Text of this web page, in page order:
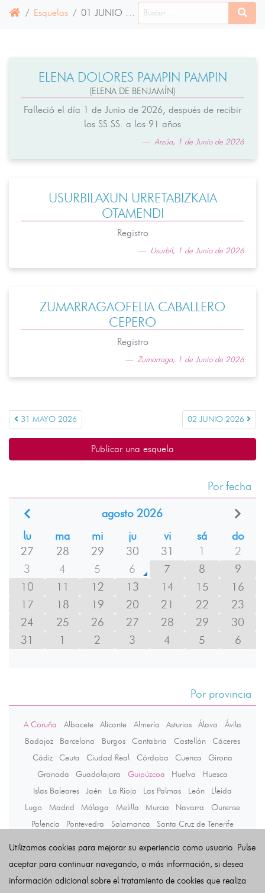
Esquelas 01 JUNIO 2026
ELENA DOLORES PAMPIN PAMPIN
(ELENA DE BENJAMÍN)
Falleció el día 1 de Junio de 2026, después de recibir
los SS.SS. a los 91 años
Arzúa, 1 de Junio de 2026
USURBILAXUN URRETABIZKAIA
OTAMENDI
Registro
Usurbil, 1 de Junio de 2026
ZUMARRAGAOFELIA CABALLERO
CEPERO
Registro
Zumarraga, 1 de Junio de 2026
31 MAYO 2026 02 JUNIO 2026
Publicar una esquela
Por fecha
agosto 2026
lu
ma mi ju vi sá
do
27
28 29 30 31 1
2
3
4 5 6 7 8
9
10
11 12 13 14 15
16
17
18 19 20 21 22
23
24
25 26 27 28 29
30
31
1 2 3 4 5 6
Por provincia
A Coruña Albacete Alicante Almería Asturias Álava
Ávila
Badajoz
Barcelona Burgos Cantabria Castellón
Cáceres
Cádiz
Ceuta Ciudad Real Córdoba Cuenca
Girona
Granada
Guadalajara Guipúzcoa Huelva
Huesca
Islas Baleares
Jaén La Rioja Las Palmas León
Lleida
Lugo
Madrid Málaga Melilla Murcia Navarra
Ourense
Palencia
Pontevedra Salamanca
Santa Cruz de Tenerife
Utilizamos cookies para mejorar su experiencia como usuario. Pulse
aceptar para continuar navegando, o más información, si desea
información adicional sobre el tratamiento de cookies que realiza